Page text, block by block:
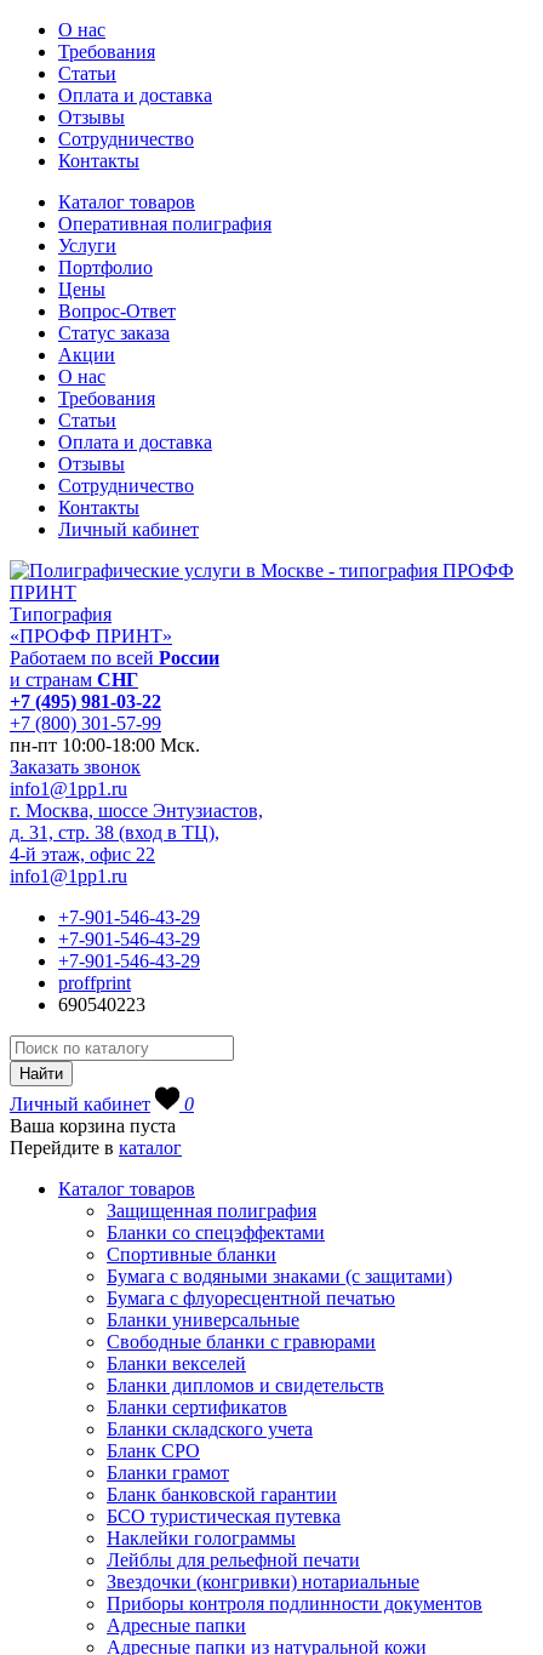
О нас
Требования
Статьи
Оплата и доставка
Отзывы
Сотрудничество
Контакты
Каталог товаров
Оперативная полиграфия
Услуги
Портфолио
Цены
Вопрос-Ответ
Статус заказа
Акции
О нас
Требования
Статьи
Оплата и доставка
Отзывы
Сотрудничество
Контакты
Личный кабинет
Типография
«ПРОФФ ПРИНТ»
Работаем по всей России
и странам СНГ
+7 (495) 981-03-22
+7 (800) 301-57-99
пн-пт 10:00-18:00 Мск.
Заказать звонок
info1@1pp1.ru
г. Москва, шоссе Энтузиастов,
д. 31, стр. 38 (вход в ТЦ),
4-й этаж, офис 22
info1@1pp1.ru
+7-901-546-43-29
+7-901-546-43-29
+7-901-546-43-29
proffprint
690540223
Личный кабинет
0
Ваша корзина пуста
Перейдите в каталог
Каталог товаров
Защищенная полиграфия
Бланки со спецэффектами
Спортивные бланки
Бумага с водяными знаками (с защитами)
Бумага с флуоресцентной печатью
Бланки универсальные
Свободные бланки с гравюрами
Бланки векселей
Бланки дипломов и свидетельств
Бланки сертификатов
Бланки складского учета
Бланк СРО
Бланки грамот
Бланк банковской гарантии
БСО туристическая путевка
Наклейки голограммы
Лейблы для рельефной печати
Звездочки (конгривки) нотариальные
Приборы контроля подлинности документов
Адресные папки
Адресные папки из натуральной кожи